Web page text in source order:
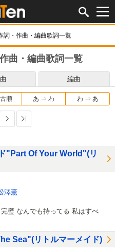
詞・作曲・編曲歌詞一覧
曲・編曲歌詞一覧
編曲
順 あ ⇒ わ わ ⇒ あ
次へ
"Part Of Your World"(リ
澤薫
璧 なんでも持ってる 私はすべ
Sea"(リトルマーメイド)